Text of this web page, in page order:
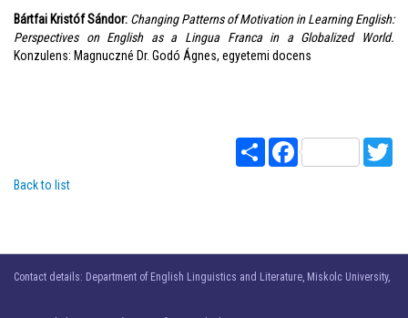
Bártfai Kristóf Sándor: Changing Patterns of Motivation in Learning English:
Perspectives on English as a Lingua Franca in a Globalized World.
Konzulens: Magnuczné Dr. Godó Ágnes, egyetemi docens
Share Facebook
Back to list
Contact details: Department of English Linguistics and Literature, Miskolc University,